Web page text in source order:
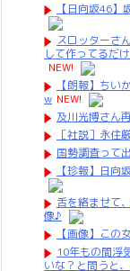
【日向坂46
スロッターさ
して作ってるだ
NEW!
【朗報】ち
w NEW!
及川光博さん
［社説］永住
国勢調査って
【珍報】日
舌を絡ませて
像♪
【画像】この
10年もの間浮
いな？と問うと